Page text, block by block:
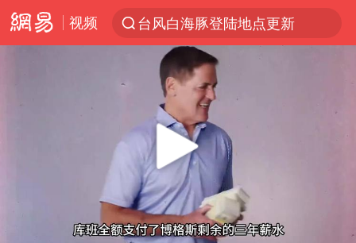
视频
台风白海豚登陆地点更新
看守所辅警收受10万获刑1年
台风白海豚进入48小时警戒线
陈熠被张本美和连扳三局逆转
多地要求领导干部带头休假
感觉全东北都在等7号